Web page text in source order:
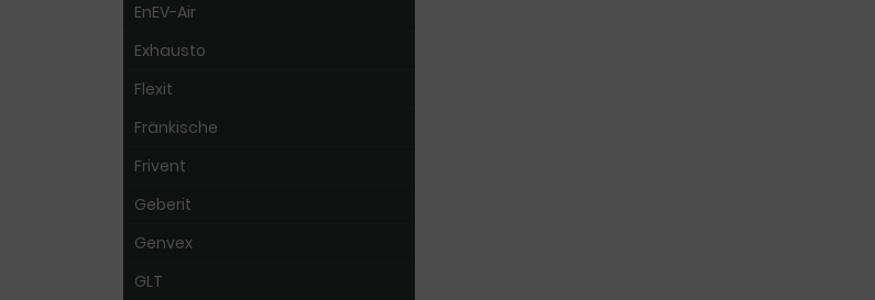
EnEV-Air
Exhausto
Flexit
Fränkische
Frivent
Geberit
Genvex
GLT